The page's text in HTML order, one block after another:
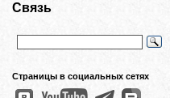
Связь
Страницы в социальных сетях